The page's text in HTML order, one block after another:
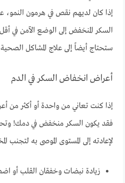
إذا كان لديهم نقص في هرمون النمو،
السكر المنخفض إلى الوضع الآمن في
ستحتاج أيضاً إلى علاج المشاكل الصحية
أعراض انخفاض السكر في الدم
إذا كنت تعاني من واحدة أو أكثر من
فقد يكون السكر منخفض في دمك!
لإعادته إلى المستوى الموصى به لتجنب
زيادة نبضات وخفقان القلب أو